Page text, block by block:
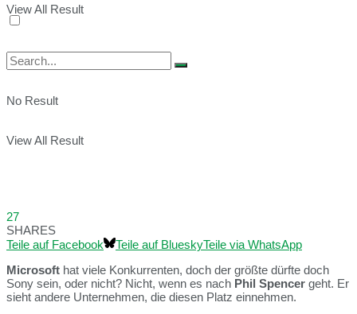
View All Result
No Result
View All Result
27
SHARES
Teile auf Facebook
Teile auf BlueskyTeile via WhatsApp
Microsoft hat viele Konkurrenten, doch der größte dürfte doch
Sony sein, oder nicht? Nicht, wenn es nach Phil Spencer geht. Er
sieht andere Unternehmen, die diesen Platz einnehmen.